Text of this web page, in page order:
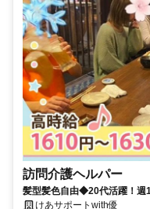
訪問介護ヘルパー
髪型髪色自由◆20代活躍！週
けあサポートwith優